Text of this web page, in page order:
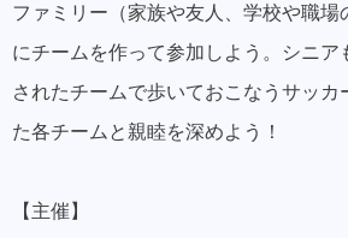
ファミリー（家族や友人、学校や職場
にチームを作って参加しよう。シニア
されたチームで歩いておこなうサッカ
た各チームと親睦を深めよう！
【主催】